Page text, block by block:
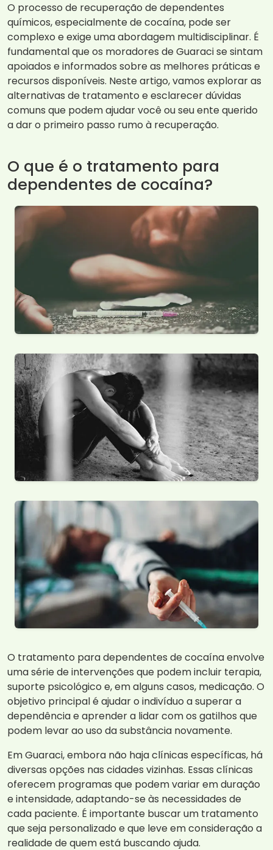
O processo de recuperação de dependentes
químicos, especialmente de cocaína, pode ser
complexo e exige uma abordagem multidisciplinar. É
fundamental que os moradores de Guaraci se sintam
apoiados e informados sobre as melhores práticas e
recursos disponíveis. Neste artigo, vamos explorar as
alternativas de tratamento e esclarecer dúvidas
comuns que podem ajudar você ou seu ente querido
a dar o primeiro passo rumo à recuperação.
O que é o tratamento para
dependentes de cocaína?
O tratamento para dependentes de cocaína envolve
uma série de intervenções que podem incluir terapia,
suporte psicológico e, em alguns casos, medicação. O
objetivo principal é ajudar o indivíduo a superar a
dependência e aprender a lidar com os gatilhos que
podem levar ao uso da substância novamente.
Em Guaraci, embora não haja clínicas específicas, há
diversas opções nas cidades vizinhas. Essas clínicas
oferecem programas que podem variar em duração
e intensidade, adaptando-se às necessidades de
cada paciente. É importante buscar um tratamento
que seja personalizado e que leve em consideração a
realidade de quem está buscando ajuda.